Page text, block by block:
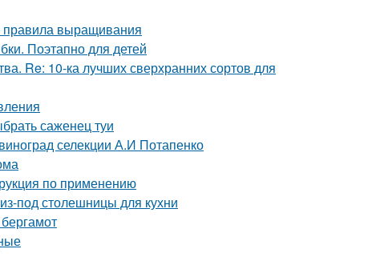
правила выращивания
Поэтапно для детей
Re: 10-ка лучших сверхранних сортов для
саженец туи
селекции А.И Потапенко
по применению
под столешницы для кухни